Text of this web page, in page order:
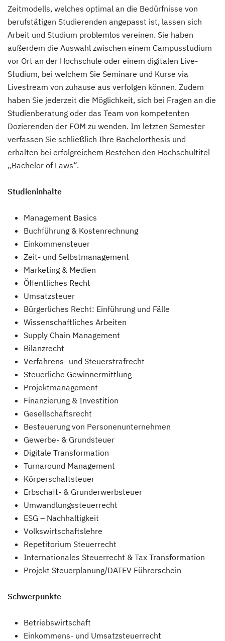
Zeitmodells, welches optimal an die Bedürfnisse von
berufstätigen Studierenden angepasst ist, lassen sich
Arbeit und Studium problemlos vereinen. Sie haben
außerdem die Auswahl zwischen einem Campusstudium
vor Ort an der Hochschule oder einem digitalen Live-
Studium, bei welchem Sie Seminare und Kurse via
Livestream von zuhause aus verfolgen können. Zudem
haben Sie jederzeit die Möglichkeit, sich bei Fragen an die
Studienberatung oder das Team von kompetenten
Dozierenden der FOM zu wenden. Im letzten Semester
verfassen Sie schließlich Ihre Bachelorthesis und
erhalten bei erfolgreichem Bestehen den Hochschultitel
„Bachelor of Laws“.
Studieninhalte
Management Basics
Buchführung & Kostenrechnung
Einkommensteuer
Zeit- und Selbstmanagement
Marketing & Medien
Öffentliches Recht
Umsatzsteuer
Bürgerliches Recht: Einführung und Fälle
Wissenschaftliches Arbeiten
Supply Chain Management
Bilanzrecht
Verfahrens- und Steuerstrafrecht
Steuerliche Gewinnermittlung
Projektmanagement
Finanzierung & Investition
Gesellschaftsrecht
Besteuerung von Personenunternehmen
Gewerbe- & Grundsteuer
Digitale Transformation
Turnaround Management
Körperschaftsteuer
Erbschaft- & Grunderwerbsteuer
Umwandlungssteuerrecht
ESG – Nachhaltigkeit
Volkswirtschaftslehre
Repetitorium Steuerrecht
Internationales Steuerrecht & Tax Transformation
Projekt Steuerplanung/DATEV Führerschein
Schwerpunkte
Betriebswirtschaft
Einkommens- und Umsatzsteuerrecht